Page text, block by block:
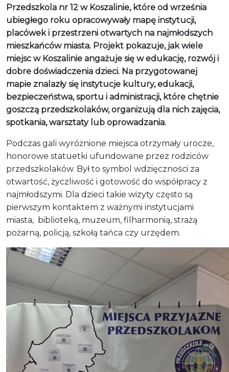
Przedszkola nr 12 w Koszalinie, które od września
ubiegłego roku opracowywały mapę instytucji,
placówek i przestrzeni otwartych na najmłodszych
mieszkańców miasta. Projekt pokazuje, jak wiele
miejsc w Koszalinie angażuje się w edukację, rozwój i
dobre doświadczenia dzieci. Na przygotowanej
mapie znalazły się instytucje kultury, edukacji,
bezpieczeństwa, sportu i administracji, które chętnie
goszczą przedszkolaków, organizują dla nich zajęcia,
spotkania, warsztaty lub oprowadzania.
Podczas gali wyróżnione miejsca otrzymały urocze,
honorowe statuetki ufundowane przez rodziców
przedszkolaków. Był to symbol wdzięczności za
otwartość, życzliwość i gotowość do współpracy z
najmłodszymi. Dla dzieci takie wizyty często są
pierwszym kontaktem z ważnymi instytucjami
miasta, biblioteką, muzeum, filharmonią, strażą
pożarną, policją, szkołą tańca czy urzędem.